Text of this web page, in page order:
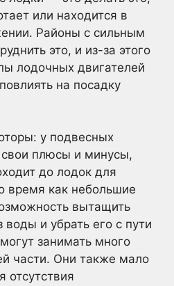
или находится в
Районы с сильным
это, и из-за этого
лодочных двигателей
на посадку
у подвесных
свои плюсы и минусы,
до лодок для
время как небольшие
вытащить
воды и убрать его с пути
занимать много
части. Они также мало
отсутствия